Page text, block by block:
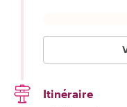
Itinéraire